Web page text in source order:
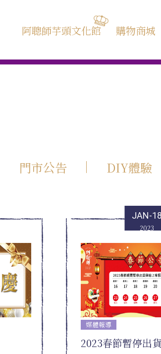
阿聰師芋頭文化館 購物商城
門市公告 DIY體驗
JAN-18
2023
媒體報導
2023春節暫停出